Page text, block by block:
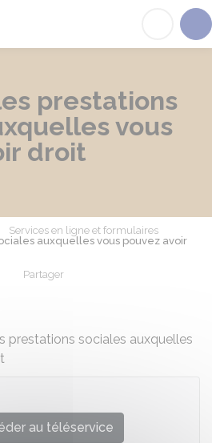
prestations
vous
droit
Services en ligne et formulaires
auxquelles vous pouvez avoir
Partager
prestations sociales auxquelles
au téléservice